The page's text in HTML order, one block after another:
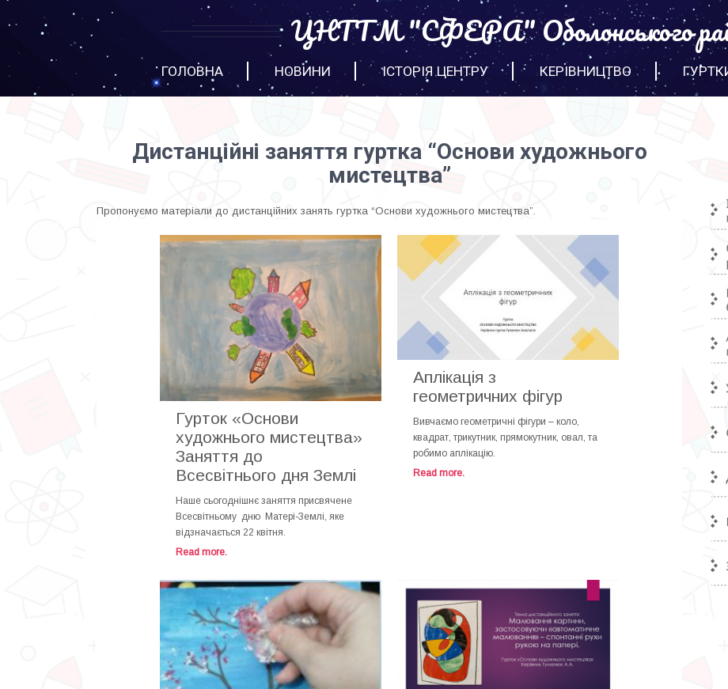
ЦНТТМ "СФЕРА" Оболонського
ГОЛОВНА НОВИНИ ІСТОРІЯ ЦЕНТРУ КЕРІВНИЦТВО
Дистанційні заняття гуртка “Основи художнього
мистецтва”
Пропонуємо матеріали до дистанційних занять гуртка “Основи художнього мистецтва”.
Гурток «Основи
художнього мистецтва»
Заняття до
Всесвітнього дня Землі
Наше сьогоднішнє заняття присвячене
Всесвітньому дню Матері-Землі, яке
відзначається 22 квітня.
Read more.
Аплікація з
геометричних фігур
Вивчаємо геометричні фігури – коло,
квадрат, трикутник, прямокутник, овал, та
робимо аплікацію.
Read more.